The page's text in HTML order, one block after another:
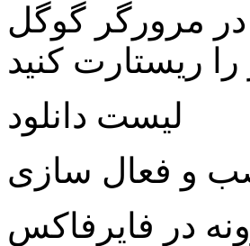
در مرورگر گوگل
لیست دانلود
و فعال سازی
در فایرفاکس